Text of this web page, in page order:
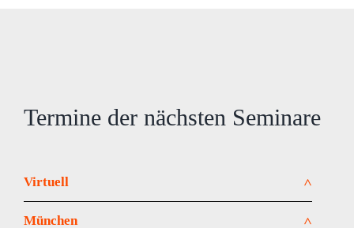
Termine der nächsten Seminare
Virtuell
München